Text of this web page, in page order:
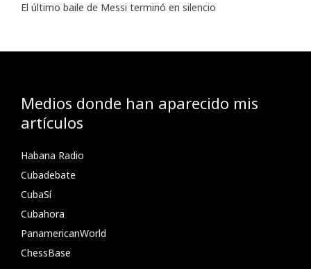
El último baile de Messi terminó en silencio
Medios donde han aparecido mis
artículos
Habana Radio
Cubadebate
CubaSí
Cubahora
PanamericanWorld
ChessBase